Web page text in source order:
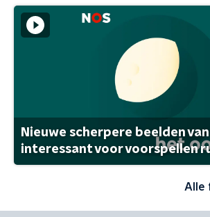
Nieuwe scherpere beelden
interessant voor voorspellen
Alle